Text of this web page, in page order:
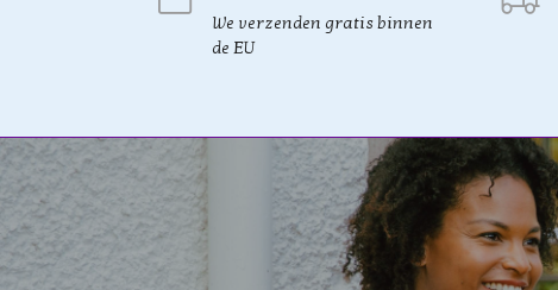
We verzenden gratis binnen
de EU